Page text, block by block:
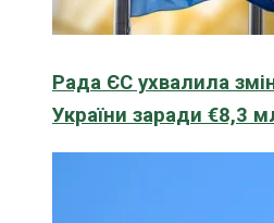
Рада ЄС ухвалила
України заради €8,3